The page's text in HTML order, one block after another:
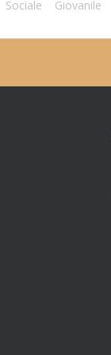
Sociale
Giovanile